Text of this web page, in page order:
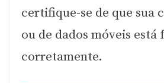
certifique-se de que sua
ou de dados móveis está
corretamente.